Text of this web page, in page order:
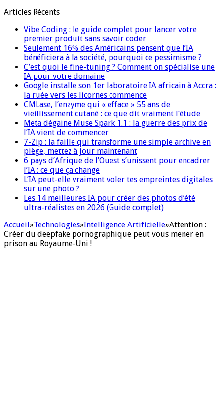
Articles Récents
Vibe Coding : le guide complet pour lancer votre
premier produit sans savoir coder
Seulement 16% des Américains pensent que l’IA
bénéficiera à la société, pourquoi ce pessimisme ?
C’est quoi le fine-tuning ? Comment on spécialise une
IA pour votre domaine
Google installe son 1er laboratoire IA africain à Accra :
la ruée vers les licornes commence
CMLase, l’enzyme qui « efface » 55 ans de
vieillissement cutané : ce que dit vraiment l’étude
Meta dégaine Muse Spark 1.1 : la guerre des prix de
l’IA vient de commencer
7-Zip : la faille qui transforme une simple archive en
piège, mettez à jour maintenant
6 pays d’Afrique de l’Ouest s’unissent pour encadrer
l’IA : ce que ça change
L’IA peut-elle vraiment voler tes empreintes digitales
sur une photo ?
Les 14 meilleures IA pour créer des photos d’été
ultra-réalistes en 2026 (Guide complet)
Accueil»Technologies»Intelligence Artificielle»Attention :
Créer du deepfake pornographique peut vous mener en
prison au Royaume-Uni !